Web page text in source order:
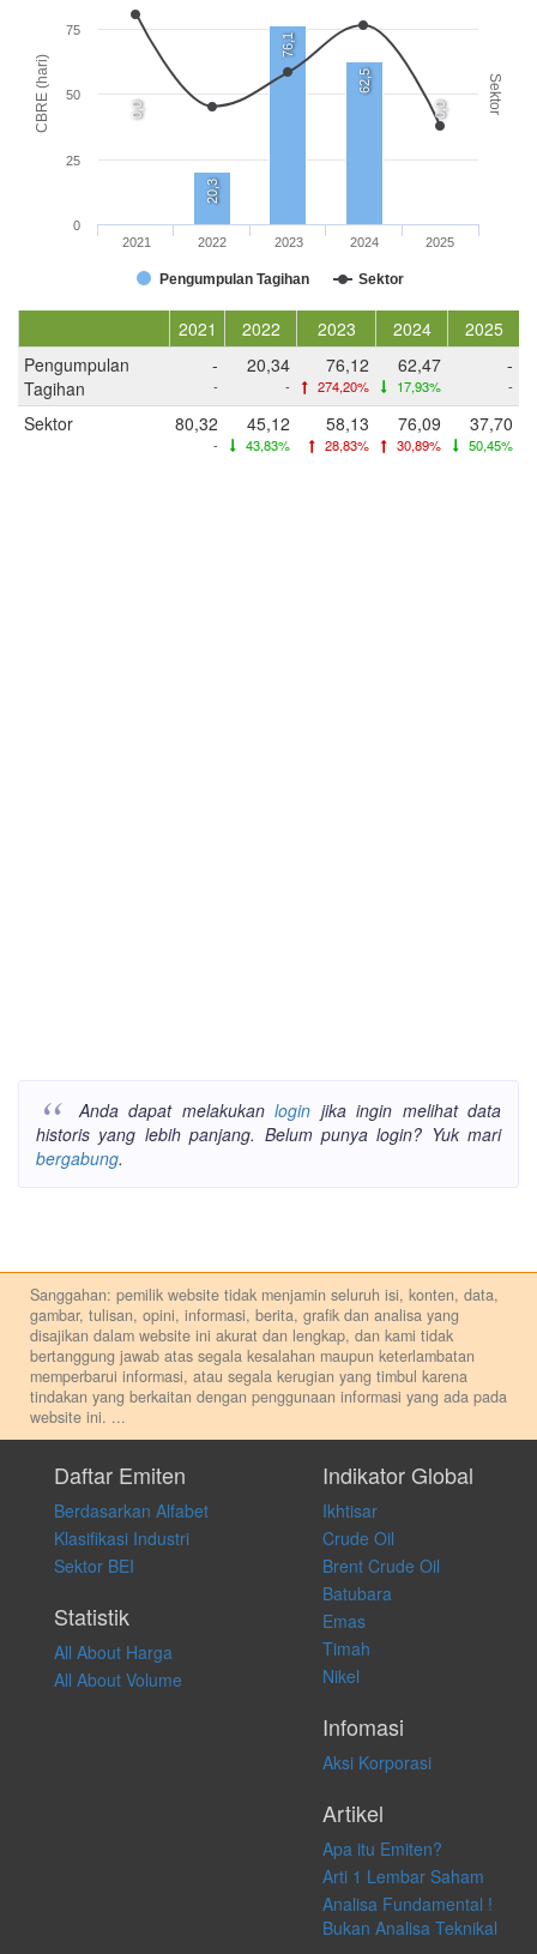
CBRE (hari) Sektor
0,0
20,3
76,1
62,5
0,0
Pengumpulan Tagihan Sektor
2021 2022 2023 2024 2025
0
25
50
75
2021 2022 2023 2024
2025
Pengumpulan
Tagihan
-
-
20,34
-
76,12
274,20%
62,47
17,93%
-
-
Sektor 80,32
-
45,12
43,83%
58,13
28,83%
76,09
30,89%
37,70
50,45%
Anda dapat melakukanlogin jika ingin melihat data
historis yang lebih panjang. Belum punya login? Yuk mari
bergabung.
Sanggahan: pemilik website tidak menjamin seluruh isi, konten, data,
gambar, tulisan, opini, informasi, berita, grafik dan analisa yang
disajikan dalam website ini akurat dan lengkap, dan kami tidak
bertanggung jawab atas segala kesalahan maupun keterlambatan
memperbarui informasi, atau segala kerugian yang timbul karena
tindakan yang berkaitan dengan penggunaan informasi yang ada pada
website ini. ...
pribadi. Kami tidak memberi anjuran, saran, rekomendasi untuk
membeli, menjual atau melakukan aktivitas lain yang terkait dengan
transaksi perdagangan apapun, dan kami tidak bertanggung jawab
atas keputusan investasi yang dilakukan dalam kondisi dan situasi
apapun juga, yang diakibatkan secara langsung maupun tidak
langsung atas konten pada website ini.
Daftar Emiten
Berdasarkan Alfabet
Klasifikasi Industri
Sektor BEI
Statistik
All About Harga
All About Volume
Indikator Global
Ikhtisar
Crude Oil
Brent Crude Oil
Batubara
Emas
Timah
Nikel
Infomasi
Aksi Korporasi
Artikel
Apa itu Emiten?
Arti 1 Lembar Saham
Analisa Fundamental !
Bukan Analisa Teknikal